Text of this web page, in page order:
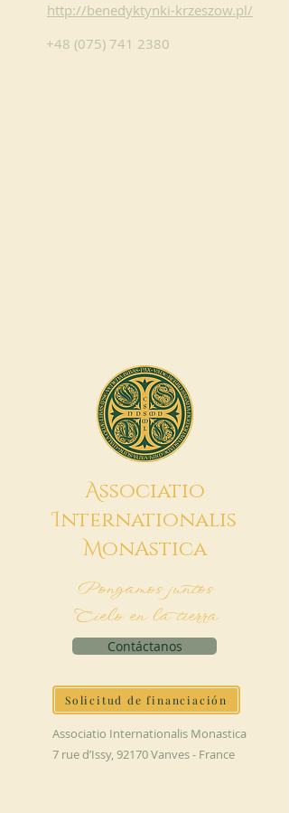
http://benedyktynki-krzeszow.pl/
+48 (075) 741 2380
Associatio
Internationalis
MonAstica
Pongamos juntos
Cielo en la tierra
Contáctanos
Solicitud de financiación
Associatio Internationalis Monastica
7 rue d’Issy, 92170 Vanves - France